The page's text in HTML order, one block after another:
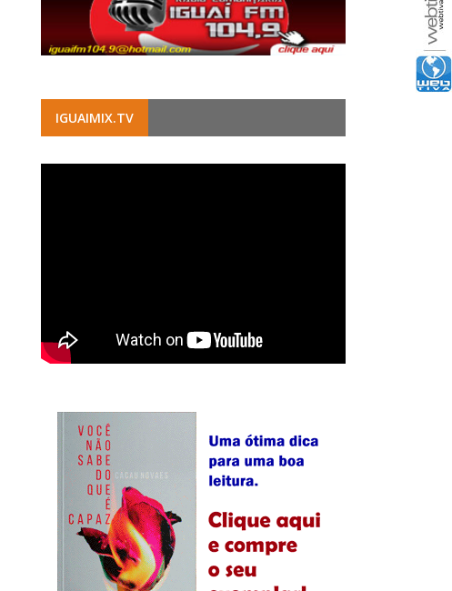
IGUAIMIX.TV